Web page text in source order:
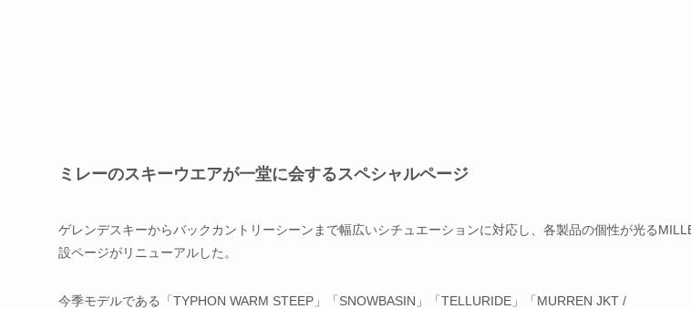
ミレーのスキーウエアが一堂に会するスペシャルページ
ゲレンデスキーからバックカントリーシーンまで幅広いシチュエーションに対応し、各製品の個性が光る
設ページがリニューアルした。
今季モデルである「TYPHON WARM STEEP」「SNOWBASIN」「TELLURIDE」「MURREN JKT /